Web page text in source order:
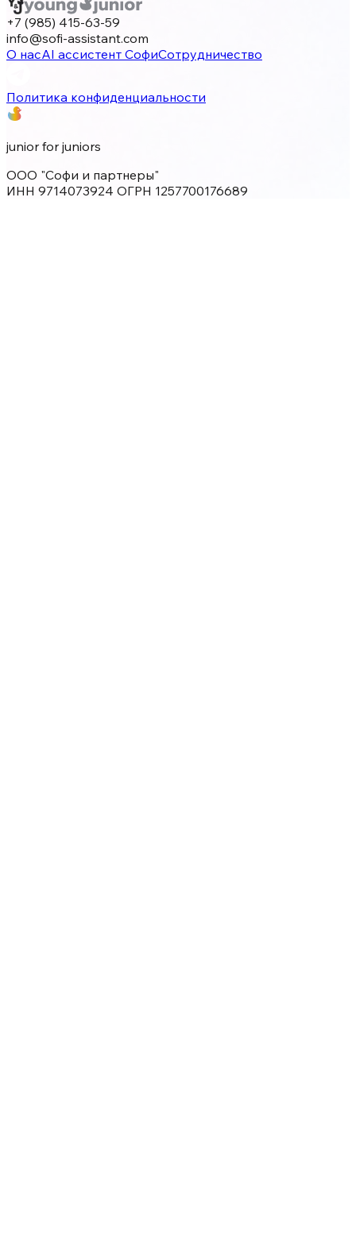
+7 (985) 415-63-59
info@sofi-assistant.com
О насAI ассистент СофиСотрудничество
Политика конфиденциальности
junior for juniors
ООО "Софи и партнеры"
ИНН 9714073924 ОГРН 1257700176689